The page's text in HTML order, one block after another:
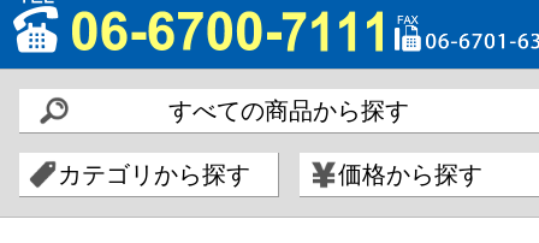
すべての商品から探す
カテゴリから探す 価格から探す